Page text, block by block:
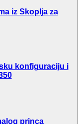
iz Skoplja za
konfiguraciju i
princa